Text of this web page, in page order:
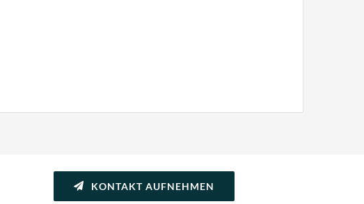
KONTAKT AUFNEHMEN